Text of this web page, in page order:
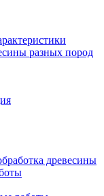
разных пород
древесины